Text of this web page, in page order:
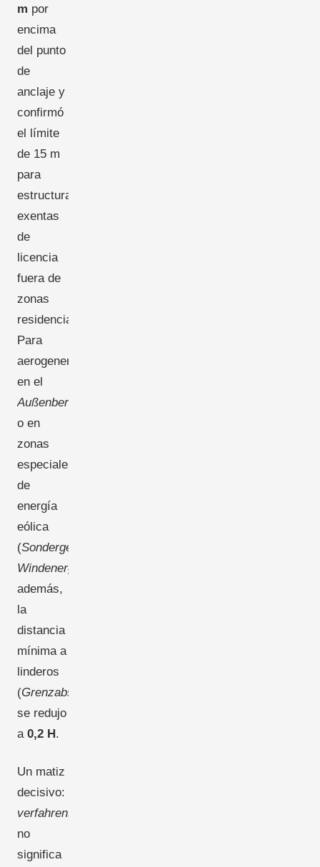
m por
encima
del punto
de
anclaje y
confirmó
el límite
de 15 m
para
estructuras
exentas
de
licencia
fuera de
zonas
residenciales.
Para
aerogeneradores
en el
Außenbereich
o en
zonas
especiales
de
energía
eólica
(Sondergebiete
Windenergie
además,
la
distancia
mínima a
linderos
(Grenzabstand
se redujo
a 0,2 H.
Un matiz
decisivo:
verfahrensfrei
no
significa